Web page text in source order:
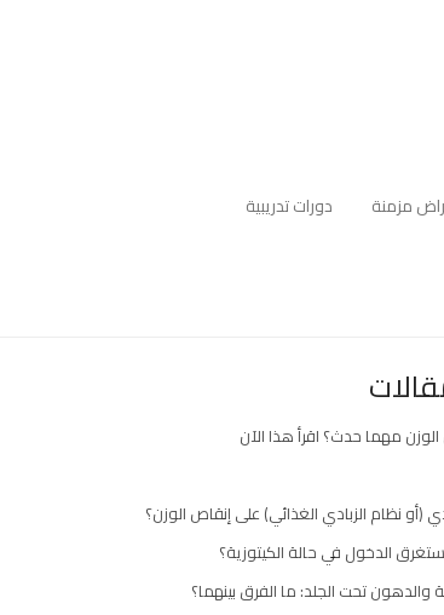
مزمنة
دورات تدريبية
مهما حدث؟ اقرأ هذا الآن
(أو نظام الزبادي الغذائي) على إنقاص الوزن؟
الدخول في حالة الكيتوزية؟
والدهون تحت الجلد: ما الفرق بينهما؟